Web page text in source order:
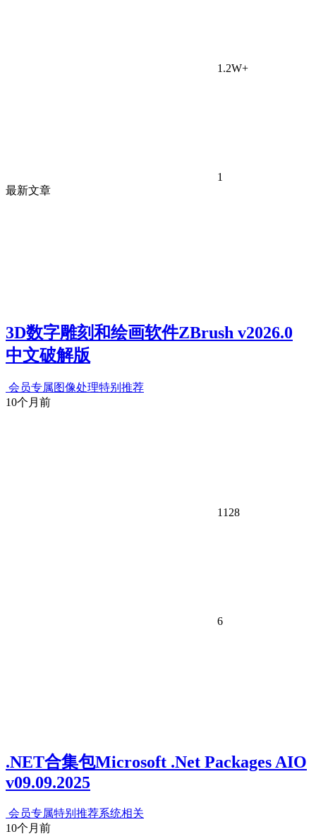
1.2W+
1
最新文章
3D数字雕刻和绘画软件ZBrush v2026.0
中文破解版
会员专属图像处理特别推荐
10个月前
1128
6
.NET合集包Microsoft .Net Packages AIO
v09.09.2025
会员专属特别推荐系统相关
10个月前